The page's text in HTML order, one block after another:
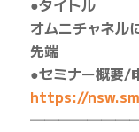
●タイトル
オムニチャネル
先端
●セミナー概要/
https://